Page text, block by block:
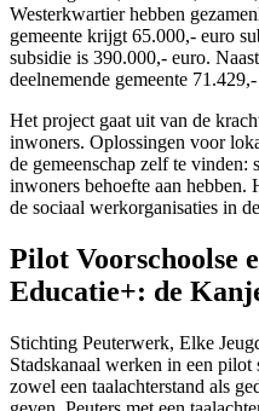
Westerkwartier hebben
gemeente krijgt 65.000,- euro
subsidie is 390.000,- euro.
deelnemende gemeente
Het project gaat uit van de
inwoners. Oplossingen voor
de gemeenschap zelf te
inwoners behoefte aan
de sociaal werkorganisaties in
Pilot Voorschoolse
Educatie+: de
Stichting Peuterwerk, Elke
Stadskanaal werken in een pilot
zowel een taalachterstand als